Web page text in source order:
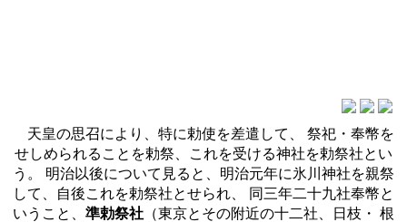
天皇の思召により、特に勅使を差遣して、 祭祀・奉幣を
せしめられることを勅祭、これを受ける神社を勅祭社とい
う。 明治以後について見ると、明治元年に氷川神社を親祭
して、自後これを勅祭社とせられ、 同三年二十九社奉幣と
いうこと、 準勅祭社 （東京とその附近の十二社、日枝・ 根